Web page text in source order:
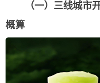
（一）三线城市
概算